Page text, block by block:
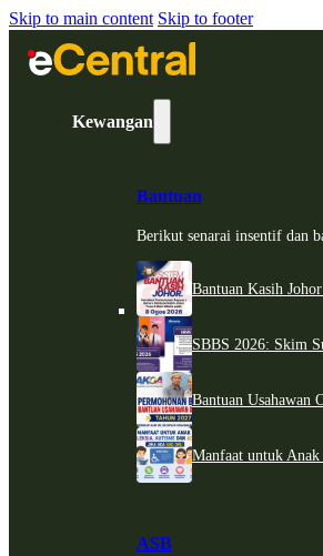
Skip to main content Skip to footer
Kewangan
Bantuan
Berikut senarai insentif dan
Bantuan Kasih
SBBS 2026: Skim
Bantuan Usahawan
Manfaat untuk
ASB